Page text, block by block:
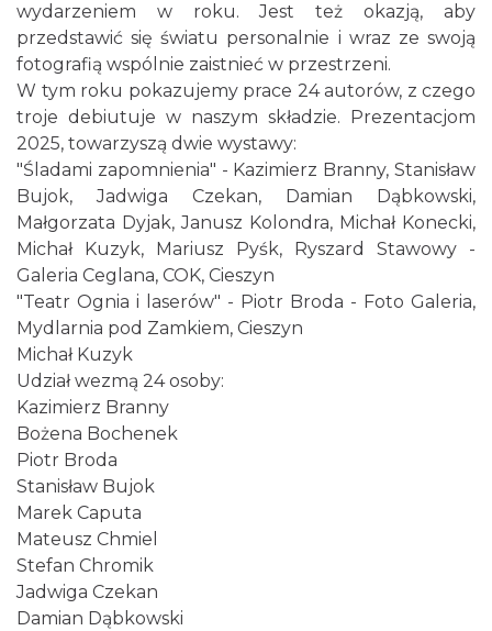
Cieszyn
0.11 km
Cieszyn
0.18 km
Cieszyn
0.18 km
wydarzeniem w roku. Jest też okazją, aby
przedstawić się światu personalnie i wraz ze swoją
fotografią wspólnie zaistnieć w przestrzeni.
W tym roku pokazujemy prace 24 autorów, z czego
troje debiutuje w naszym składzie. Prezentacjom
2025, towarzyszą dwie wystawy:
"Śladami zapomnienia" - Kazimierz Branny, Stanisław
Bujok, Jadwiga Czekan, Damian Dąbkowski,
Małgorzata Dyjak, Janusz Kolondra, Michał Konecki,
Michał Kuzyk, Mariusz Pyśk, Ryszard Stawowy -
Galeria Ceglana, COK, Cieszyn
"Teatr Ognia i laserów" - Piotr Broda - Foto Galeria,
Mydlarnia pod Zamkiem, Cieszyn
Michał Kuzyk
Udział wezmą 24 osoby:
Kazimierz Branny
Bożena Bochenek
Piotr Broda
Stanisław Bujok
Marek Caputa
Mateusz Chmiel
Stefan Chromik
Jadwiga Czekan
Damian Dąbkowski